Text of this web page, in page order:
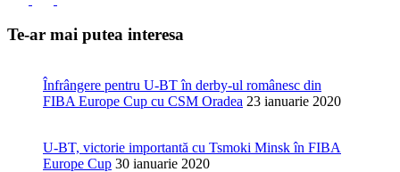
Te-ar mai putea interesa
Înfrângere pentru U-BT în derby-ul românesc din
FIBA Europe Cup cu CSM Oradea 23 ianuarie 2020
U-BT, victorie importantă cu Tsmoki Minsk în FIBA
Europe Cup 30 ianuarie 2020